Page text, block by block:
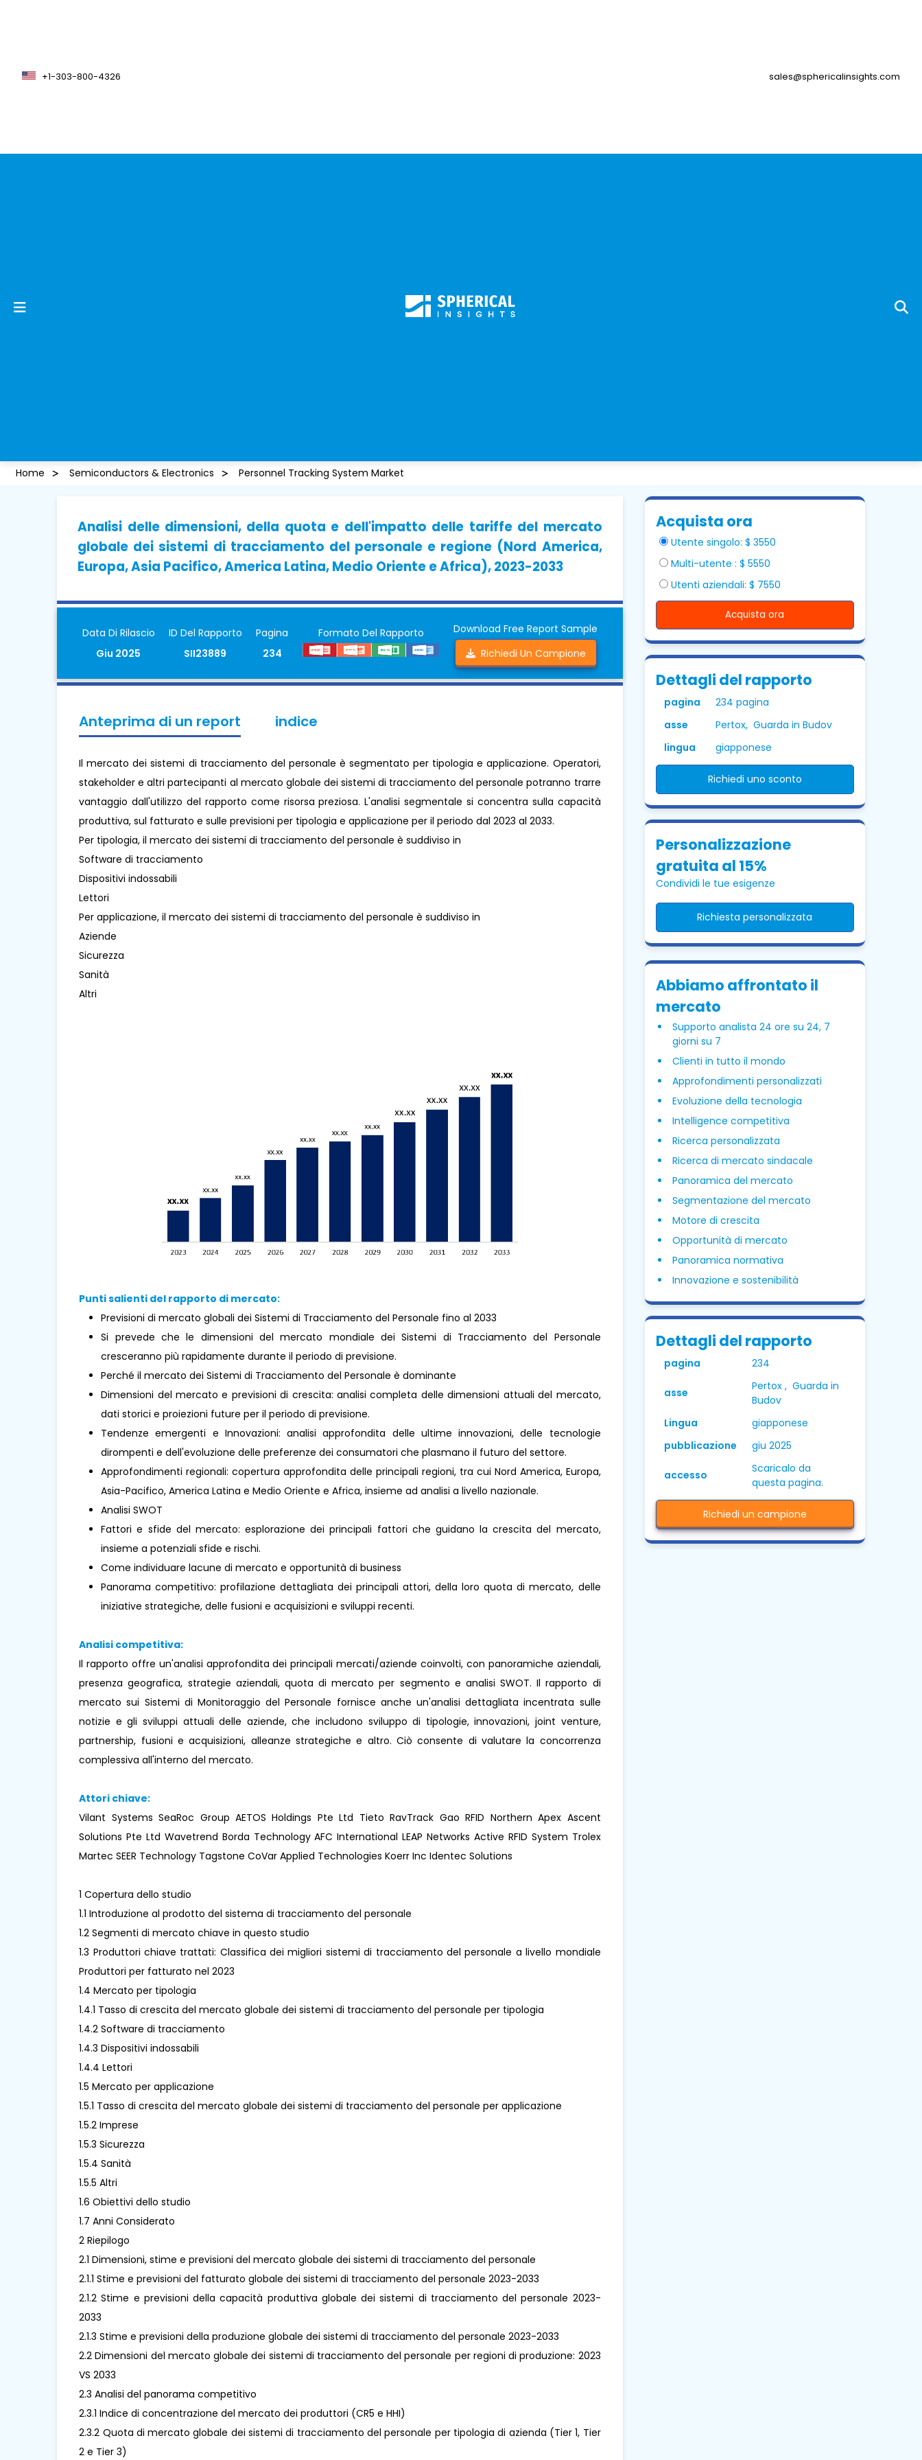
+1-303-800-4326 sales@sphericalinsights.com
Home Semiconductors & Electronics Personnel Tracking System Market
Analisi delle dimensioni, della quota e dell'impatto delle tariffe del mercato
globale dei sistemi di tracciamento del personale e regione (Nord America,
Europa, Asia Pacifico, America Latina, Medio Oriente e Africa), 2023-2033
Data Di Rilascio
Giu 2025
ID Del Rapporto
SII23889
Pagina
234
Formato Del Rapporto
Download Free Report Sample
Richiedi Un Campione
Anteprima di un report indice
Il mercato dei sistemi di tracciamento del personale è segmentato per tipologia e applicazione. Operatori,
stakeholder e altri partecipanti al mercato globale dei sistemi di tracciamento del personale potranno trarre
vantaggio dall'utilizzo del rapporto come risorsa preziosa. L'analisi segmentale si concentra sulla capacità
produttiva, sul fatturato e sulle previsioni per tipologia e applicazione per il periodo dal 2023 al 2033.
Per tipologia, il mercato dei sistemi di tracciamento del personale è suddiviso in
Software di tracciamento
Dispositivi indossabili
Lettori
Per applicazione, il mercato dei sistemi di tracciamento del personale è suddiviso in
Aziende
Sicurezza
Sanità
Altri
Punti salienti del rapporto di mercato:
Previsioni di mercato globali dei Sistemi di Tracciamento del Personale fino al 2033
Si prevede che le dimensioni del mercato mondiale dei Sistemi di Tracciamento del Personale
cresceranno più rapidamente durante il periodo di previsione.
Perché il mercato dei Sistemi di Tracciamento del Personale è dominante
Dimensioni del mercato e previsioni di crescita: analisi completa delle dimensioni attuali del mercato,
dati storici e proiezioni future per il periodo di previsione.
Tendenze emergenti e Innovazioni: analisi approfondita delle ultime innovazioni, delle tecnologie
dirompenti e dell'evoluzione delle preferenze dei consumatori che plasmano il futuro del settore.
Approfondimenti regionali: copertura approfondita delle principali regioni, tra cui Nord America, Europa,
Asia-Pacifico, America Latina e Medio Oriente e Africa, insieme ad analisi a livello nazionale.
Analisi SWOT
Fattori e sfide del mercato: esplorazione dei principali fattori che guidano la crescita del mercato,
insieme a potenziali sfide e rischi.
Come individuare lacune di mercato e opportunità di business
Panorama competitivo: profilazione dettagliata dei principali attori, della loro quota di mercato, delle
iniziative strategiche, delle fusioni e acquisizioni e sviluppi recenti.
Analisi competitiva:
Il rapporto offre un'analisi approfondita dei principali mercati/aziende coinvolti, con panoramiche aziendali,
presenza geografica, strategie aziendali, quota di mercato per segmento e analisi SWOT. Il rapporto di
mercato sui Sistemi di Monitoraggio del Personale fornisce anche un'analisi dettagliata incentrata sulle
notizie e gli sviluppi attuali delle aziende, che includono sviluppo di tipologie, innovazioni, joint venture,
partnership, fusioni e acquisizioni, alleanze strategiche e altro. Ciò consente di valutare la concorrenza
complessiva all'interno del mercato.
Attori chiave:
Vilant Systems SeaRoc Group AETOS Holdings Pte Ltd Tieto RavTrack Gao RFID Northern Apex Ascent
Solutions Pte Ltd Wavetrend Borda Technology AFC International LEAP Networks Active RFID System Trolex
Martec SEER Technology Tagstone CoVar Applied Technologies Koerr Inc Identec Solutions
1 Copertura dello studio
1.1 Introduzione al prodotto del sistema di tracciamento del personale
1.2 Segmenti di mercato chiave in questo studio
1.3 Produttori chiave trattati: Classifica dei migliori sistemi di tracciamento del personale a livello mondiale
Produttori per fatturato nel 2023
1.4 Mercato per tipologia
1.4.1 Tasso di crescita del mercato globale dei sistemi di tracciamento del personale per tipologia
1.4.2 Software di tracciamento
1.4.3 Dispositivi indossabili
1.4.4 Lettori
1.5 Mercato per applicazione
1.5.1 Tasso di crescita del mercato globale dei sistemi di tracciamento del personale per applicazione
1.5.2 Imprese
1.5.3 Sicurezza
1.5.4 Sanità
1.5.5 Altri
1.6 Obiettivi dello studio
1.7 Anni Considerato
2 Riepilogo
2.1 Dimensioni, stime e previsioni del mercato globale dei sistemi di tracciamento del personale
2.1.1 Stime e previsioni del fatturato globale dei sistemi di tracciamento del personale 2023-2033
2.1.2 Stime e previsioni della capacità produttiva globale dei sistemi di tracciamento del personale 2023-
2033
2.1.3 Stime e previsioni della produzione globale dei sistemi di tracciamento del personale 2023-2033
2.2 Dimensioni del mercato globale dei sistemi di tracciamento del personale per regioni di produzione: 2023
VS 2033
2.3 Analisi del panorama competitivo
2.3.1 Indice di concentrazione del mercato dei produttori (CR5 e HHI)
2.3.2 Quota di mercato globale dei sistemi di tracciamento del personale per tipologia di azienda (Tier 1, Tier
2 e Tier 3)
Acquista ora
Utente singolo: $ 3550
Multi-utente : $ 5550
Utenti aziendali: $ 7550
Acquista ora
Dettagli del rapporto
pagina
234 pagina
asse
Pertox, Guarda in Budov
lingua
giapponese
Richiedi uno sconto
Personalizzazione
gratuita al 15%
Condividi le tue esigenze
Richiesta personalizzata
Abbiamo affrontato il
mercato
Supporto analista 24 ore su 24, 7
giorni su 7
Clienti in tutto il mondo
Approfondimenti personalizzati
Evoluzione della tecnologia
Intelligence competitiva
Ricerca personalizzata
Ricerca di mercato sindacale
Panoramica del mercato
Segmentazione del mercato
Motore di crescita
Opportunità di mercato
Panoramica normativa
Innovazione e sostenibilità
Dettagli del rapporto
pagina 234
asse
Pertox , Guarda in
Budov
Lingua
giapponese
pubblicazione
giu 2025
accesso
Scaricalo da
questa pagina.
Richiedi un campione